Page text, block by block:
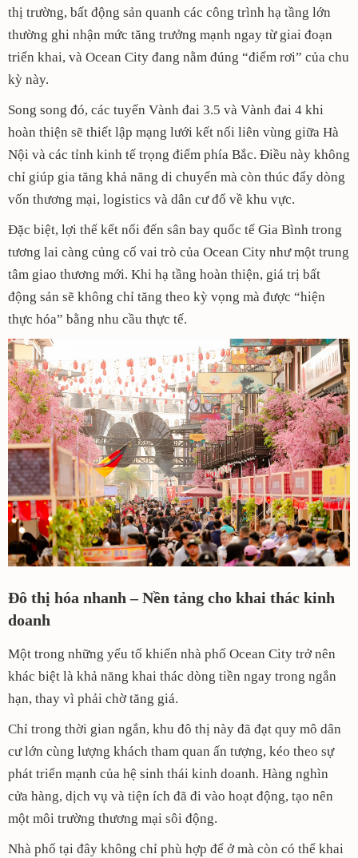
thị trường, bất động sản quanh các công trình hạ tầng lớn
thường ghi nhận mức tăng trưởng mạnh ngay từ giai đoạn
triển khai, và Ocean City đang nằm đúng “điểm rơi” của chu
kỳ này.
Song song đó, các tuyến Vành đai 3.5 và Vành đai 4 khi
hoàn thiện sẽ thiết lập mạng lưới kết nối liên vùng giữa Hà
Nội và các tỉnh kinh tế trọng điểm phía Bắc. Điều này không
chỉ giúp gia tăng khả năng di chuyển mà còn thúc đẩy dòng
vốn thương mại, logistics và dân cư đổ về khu vực.
Đặc biệt, lợi thế kết nối đến sân bay quốc tế Gia Bình trong
tương lai càng củng cố vai trò của Ocean City như một trung
tâm giao thương mới. Khi hạ tầng hoàn thiện, giá trị bất
động sản sẽ không chỉ tăng theo kỳ vọng mà được “hiện
thực hóa” bằng nhu cầu thực tế.
Đô thị hóa nhanh – Nền tảng cho khai thác kinh
doanh
Một trong những yếu tố khiến nhà phố Ocean City trở nên
khác biệt là khả năng khai thác dòng tiền ngay trong ngắn
hạn, thay vì phải chờ tăng giá.
Chỉ trong thời gian ngắn, khu đô thị này đã đạt quy mô dân
cư lớn cùng lượng khách tham quan ấn tượng, kéo theo sự
phát triển mạnh của hệ sinh thái kinh doanh. Hàng nghìn
cửa hàng, dịch vụ và tiện ích đã đi vào hoạt động, tạo nên
một môi trường thương mại sôi động.
Nhà phố tại đây không chỉ phù hợp để ở mà còn có thể khai